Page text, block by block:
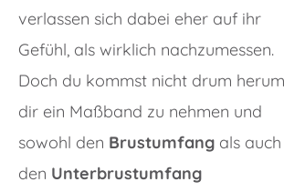
verlassen sich dabei eher auf ihr
Gefühl, als wirklich nachzumessen.
Doch du kommst nicht drum
dir ein Maßband zu nehmen und
sowohl den Brustumfang als auch
den Unterbrustumfang